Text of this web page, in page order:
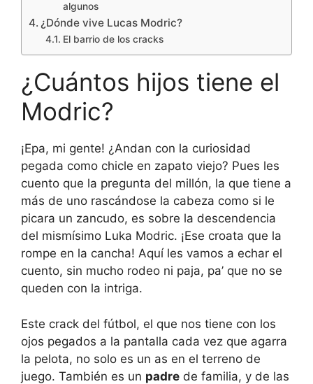
algunos
¿Dónde vive Lucas Modric?
El barrio de los cracks
¿Cuántos hijos tiene el
Modric?
¡Epa, mi gente! ¿Andan con la curiosidad
pegada como chicle en zapato viejo? Pues les
cuento que la pregunta del millón, la que tiene a
más de uno rascándose la cabeza como si le
picara un zancudo, es sobre la descendencia
del mismísimo Luka Modric. ¡Ese croata que la
rompe en la cancha! Aquí les vamos a echar el
cuento, sin mucho rodeo ni paja, pa’ que no se
queden con la intriga.
Este crack del fútbol, el que nos tiene con los
ojos pegados a la pantalla cada vez que agarra
la pelota, no solo es un as en el terreno de
juego. También es un padre de familia, y de las